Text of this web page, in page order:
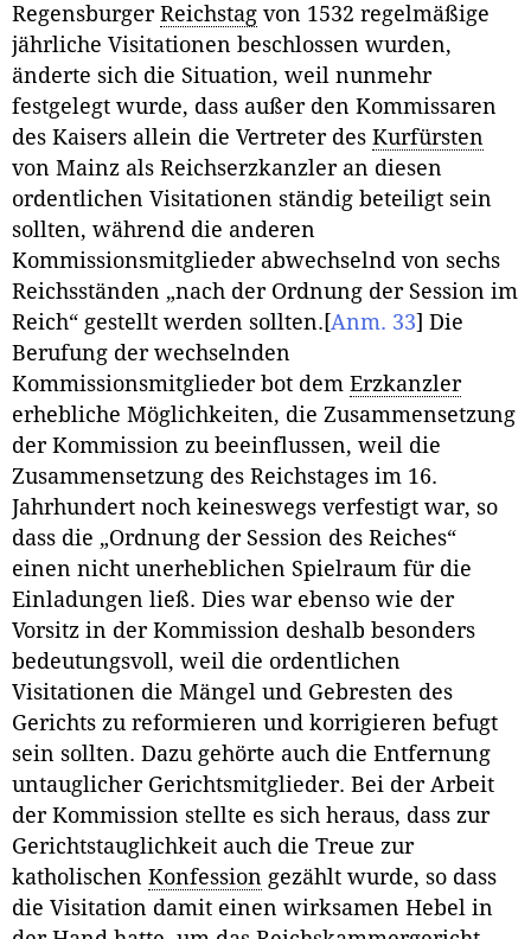
Regensburger Reichstag von 1532 regelmäßige
jährliche Visitationen beschlossen wurden,
änderte sich die Situation, weil nunmehr
festgelegt wurde, dass außer den Kommissaren
des Kaisers allein die Vertreter des Kurfürsten
von Mainz als Reichserzkanzler an diesen
ordentlichen Visitationen ständig beteiligt sein
sollten, während die anderen
Kommissionsmitglieder abwechselnd von sechs
Reichsständen „nach der Ordnung der Session im
Reich“ gestellt werden sollten. [Anm. 33] Die
Berufung der wechselnden
Kommissionsmitglieder bot dem Erzkanzler
erhebliche Möglichkeiten, die Zusammensetzung
der Kommission zu beeinflussen, weil die
Zusammensetzung des Reichstages im 16.
Jahrhundert noch keineswegs verfestigt war, so
dass die „Ordnung der Session des Reiches“
einen nicht unerheblichen Spielraum für die
Einladungen ließ. Dies war ebenso wie der
Vorsitz in der Kommission deshalb besonders
bedeutungsvoll, weil die ordentlichen
Visitationen die Mängel und Gebresten des
Gerichts zu reformieren und korrigieren befugt
sein sollten. Dazu gehörte auch die Entfernung
untauglicher Gerichtsmitglieder. Bei der Arbeit
der Kommission stellte es sich heraus, dass zur
Gerichtstauglichkeit auch die Treue zur
katholischen Konfession gezählt wurde, so dass
die Visitation damit einen wirksamen Hebel in